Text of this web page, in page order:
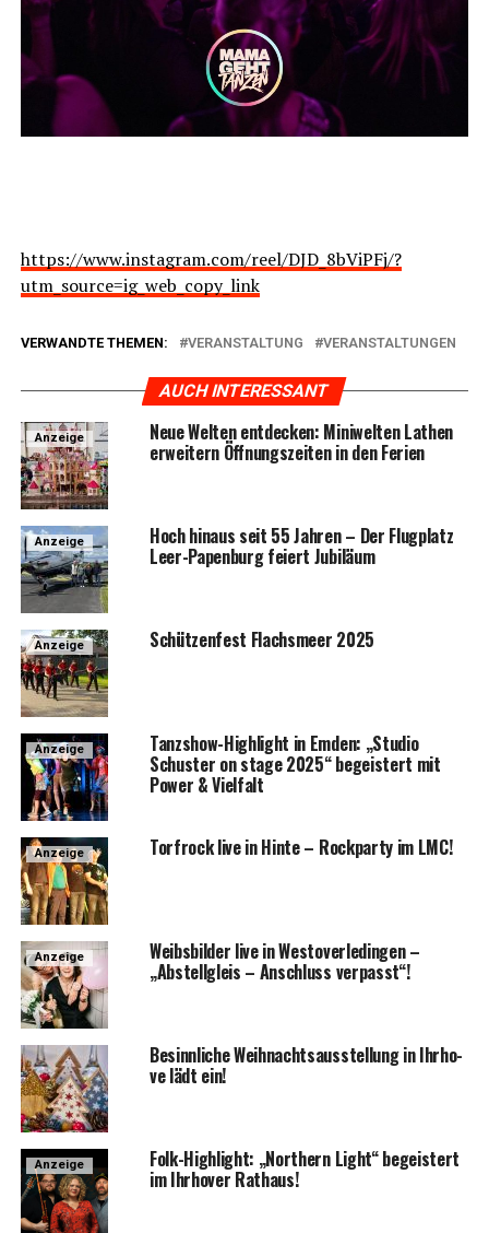
https://www.instagram.com/reel/DJD_8bViPFj/?
utm_source=ig_web_copy_link
VERWANDTE THEMEN: VERANSTALTUNG VERANSTALTUNGEN
AUCH INTERESSANT
Anzeige Neue Wel­ten ent­de­cken: Mini­wel­ten Lathen
erwei­tern Öff­nungs­zei­ten in den Ferien
Anzeige Hoch hin­aus seit 55 Jah­ren – Der Flug­platz
Leer-Papen­burg fei­ert Jubiläum
Anzeige Schüt­zen­fest Flachs­meer 2025
Anzeige Tanz­show-High­light in Emden: „Stu­dio
Schus­ter on stage 2025“ begeis­tert mit
Power & Vielfalt
Anzeige Torf­rock live in Hin­te – Rock­par­ty im LMC!
Anzeige Weibs­bil­der live in Wes­t­ov­er­le­din­gen –
„Abstell­gleis – Anschluss verpasst“!
Besinn­li­che Weih­nachts­aus­stel­lung in Ihr­ho­
ve lädt ein!
Anzeige Folk-High­light: „Nor­t­hern Light“ begeis­tert
im Ihr­ho­ver Rathaus!